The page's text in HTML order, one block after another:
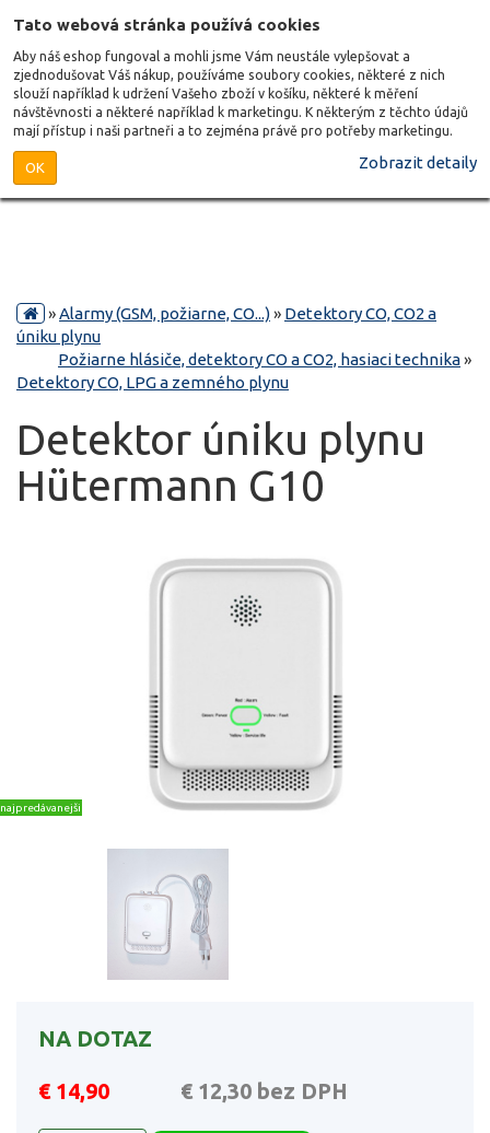
Tato webová stránka používá cookies
Aby náš eshop fungoval a mohli jsme Vám neustále vylepšovat a
zjednodušovat Váš nákup, používáme soubory cookies, některé z nich
slouží například k udržení Vašeho zboží v košíku, některé k měření
návštěvnosti a některé například k marketingu. K některým z těchto údajů
mají přístup i naši partneři a to zejména právě pro potřeby marketingu.
OK Zobrazit detaily
»Alarmy (GSM, požiarne, CO...)» Detektory CO, CO2 a
úniku plynu
Požiarne hlásiče, detektory CO a CO2, hasiaci technika»
Detektory CO, LPG a zemného plynu
Detektor úniku plynu
Hütermann G10
najpredávanejšie
NA DOTAZ
€ 14,90 € 12,30 bez DPH